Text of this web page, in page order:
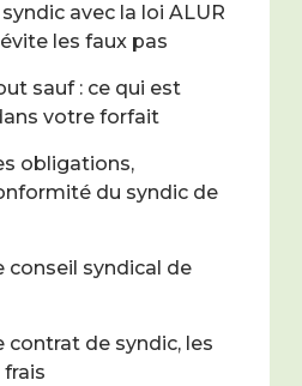
avec la loi ALUR
les faux pas
sauf : ce qui est
votre forfait
obligations,
du syndic de
conseil syndical de
contrat de syndic, les